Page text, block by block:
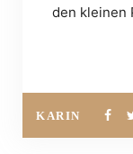
den kleinen
KARIN